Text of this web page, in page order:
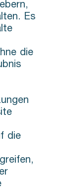
Es
die
die